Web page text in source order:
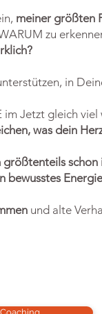
meiner größten
zu
in
im Jetzt gleich viel
was dein
größtenteils
bewusstes
und alte